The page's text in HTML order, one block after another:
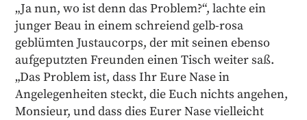
„Ja nun, wo ist denn das Problem?“, lachte ein
junger Beau in einem schreiend gelb-rosa
geblümten Justaucorps, der mit seinen ebenso
aufgeputzten Freunden einen Tisch weiter saß.
„Das Problem ist, dass Ihr Eure Nase in
Angelegenheiten steckt, die Euch nichts angehen,
Monsieur, und dass dies Eurer Nase vielleicht